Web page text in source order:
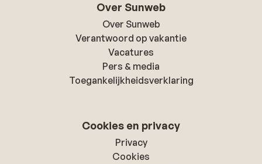
Over Sunweb
Over Sunweb
Verantwoord op vakantie
Vacatures
Pers & media
Toegankelijkheidsverklaring
Cookies en privacy
Privacy
Cookies